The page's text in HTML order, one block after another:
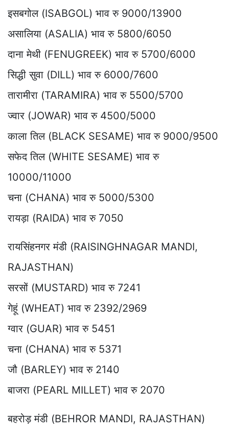
इसबगोल (ISABGOL) भाव रु 9000/13900
असालिया (ASALIA) भाव रु 5800/6050
दाना मेथी (FENUGREEK) भाव रु 5700/6000
सिद्धी सुवा (DILL) भाव रु 6000/7600
तारामीरा (TARAMIRA) भाव रु 5500/5700
ज्वार (JOWAR) भाव रु 4500/5000
काला तिल (BLACK SESAME) भाव रु 9000/9500
सफेद तिल (WHITE SESAME) भाव रु
10000/11000
चना (CHANA) भाव रु 5000/5300
रायड़ा (RAIDA) भाव रु 7050
रायसिंहनगर मंडी (RAISINGHNAGAR MANDI,
RAJASTHAN)
सरसों (MUSTARD) भाव रु 7241
गेहूं (WHEAT) भाव रु 2392/2969
ग्वार (GUAR) भाव रु 5451
चना (CHANA) भाव रु 5371
जौ (BARLEY) भाव रु 2140
बाजरा (PEARL MILLET) भाव रु 2070
बहरोड़ मंडी (BEHROR MANDI, RAJASTHAN)